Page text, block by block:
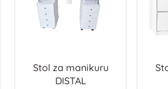
Stol za manikuru
DISTAL